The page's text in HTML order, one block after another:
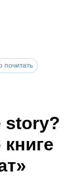
почитать
story?